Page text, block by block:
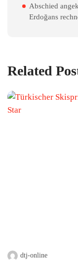
Abschied
Erdoğans
Related
dtj-online